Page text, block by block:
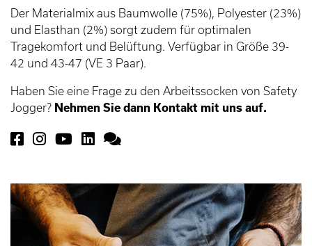
Der Materialmix aus Baumwolle (75%), Polyester (23%)
und Elasthan (2%) sorgt zudem für optimalen
Tragekomfort und Belüftung. Verfügbar in Größe 39-
42 und 43-47 (VE 3 Paar).
Haben Sie eine Frage zu den Arbeitssocken von Safety
Jogger? Nehmen Sie dann Kontakt mit uns auf.